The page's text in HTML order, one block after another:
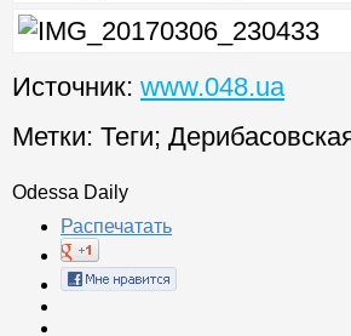
Источник: www.048.ua
Метки: Теги;
Odessa Daily
Распечатать